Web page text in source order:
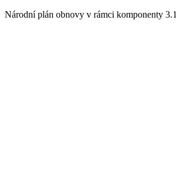
Národní plán obnovy v rámci komponenty 3.1